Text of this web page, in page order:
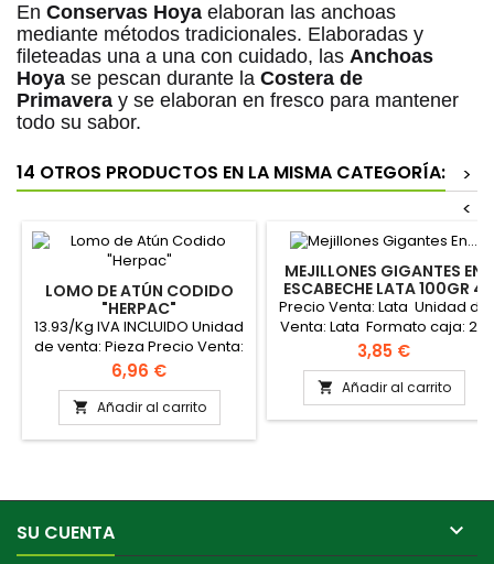
En Conservas Hoya elaboran las anchoas
mediante métodos tradicionales. Elaboradas y
fileteadas una a una con cuidado, las Anchoas
Hoya se pescan durante la Costera de
Primavera y se elaboran en fresco para mantener
todo su sabor.
14 OTROS PRODUCTOS EN LA MISMA CATEGORÍA:
>
<
LOMO DE ATÚN CODIDO
"HERPAC"
13.93/Kg IVA INCLUIDO Unidad
de venta: Pieza Precio Venta:
Pieza Peso aproximado
pieza: 500 gramos PINCHAR
AQUÍ PARA VER VIDEO
Precio
6,96 €
 Añadir al carrito
MEJILLONES GIGANTES EN
ESCABECHE LATA 100GR 4
A 6 PIEZAS"HERPAC"
Precio Venta: Lata Unidad de
Venta: Lata Formato caja: 24
latas PINCHAR AQUI PARA VER
VIDEO
Precio
3,85 €
 Añadir al carrito
SU CUENTA 